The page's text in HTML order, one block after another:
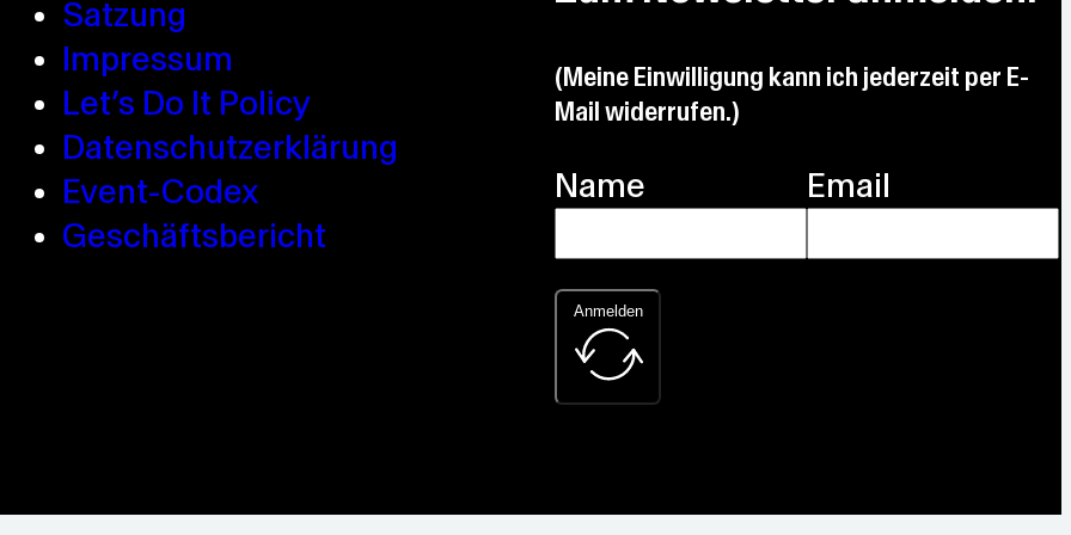
Satzung
Impressum
Let’s Do It Policy
Datenschutzerklärung
Event-Codex
Geschäftsbericht
(Meine Einwilligung kann ich jederzeit per E-
Mail widerrufen.)
Name Email
Anmelden